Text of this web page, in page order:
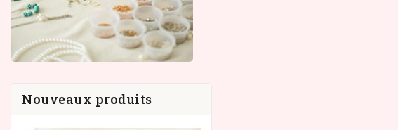
Nouveaux produits